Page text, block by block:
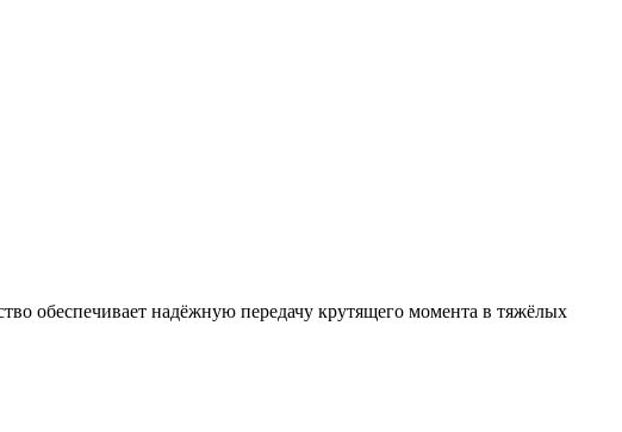
обеспечивает надёжную передачу крутящего момента в тяжёлых